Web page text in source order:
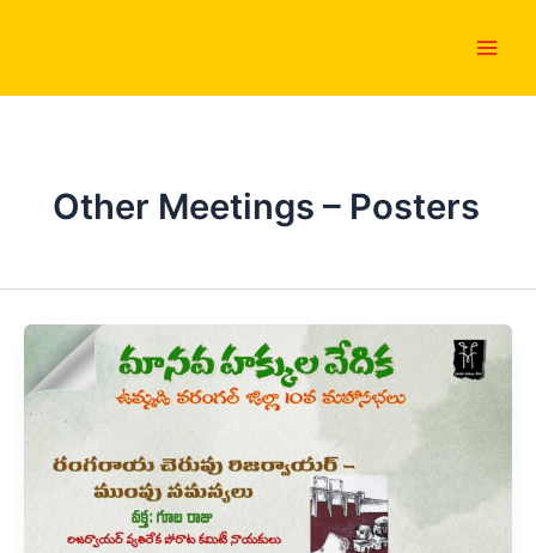
Other Meetings – Posters